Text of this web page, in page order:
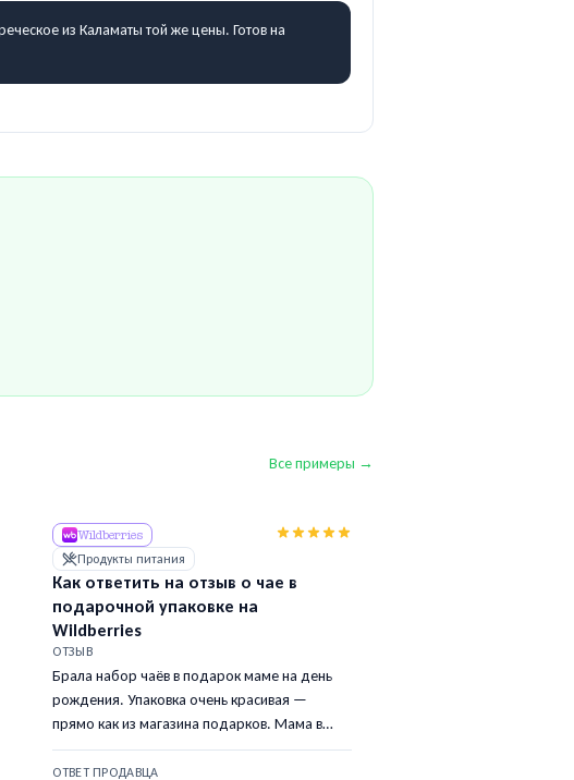
из Каламаты той же цены. Готов на
Все примеры →
Wildberries
Продукты питания
Как ответить на отзыв о чае в
подарочной упаковке на
Wildberries
ОТЗЫВ
Брала набор чаёв в подарок маме на день
рождения. Упаковка очень красивая —
прямо как из магазина подарков. Мама в
восторге! Чай вкусный, разнообразный.
Точно буду брать ещё.
ОТВЕТ ПРОДАВЦА